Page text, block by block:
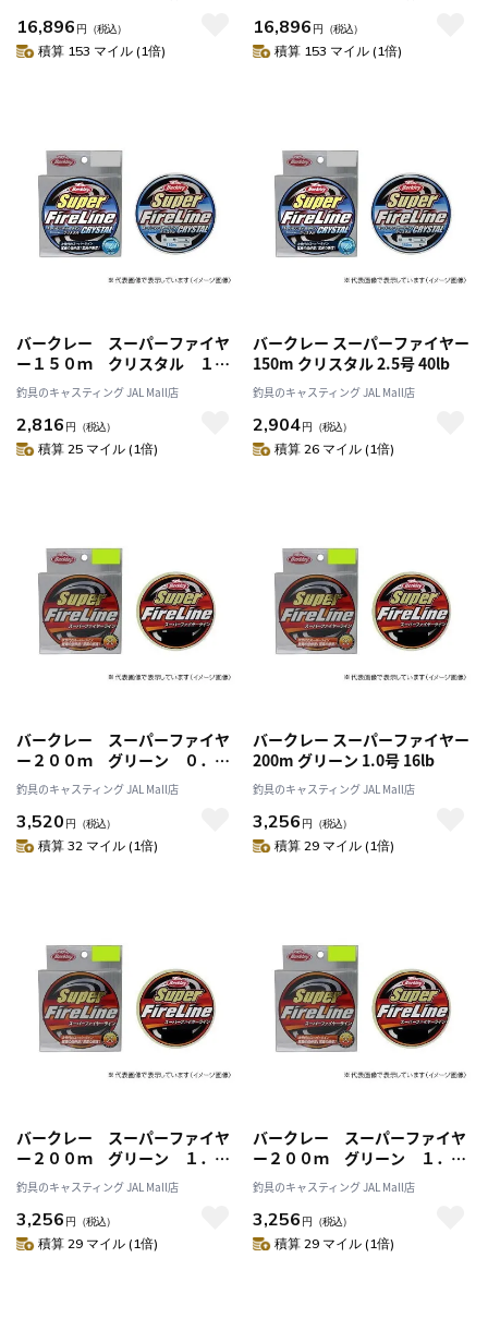
16,896 円 （税込）
積算 153 マイル (1倍)
16,896 円 （税込）
積算 153 マイル (1倍)
バークレー スーパーファイヤ
ー１５０ｍ クリスタル １．
５号 ２４ｌｂ
釣具のキャスティング JAL Mall店
2,816 円 （税込）
積算 25 マイル (1倍)
バークレー スーパーファイヤー
150m クリスタル 2.5号 40lb
釣具のキャスティング JAL Mall店
2,904円 （税込）
積算 26 マイル (1倍)
バークレー スーパーファイヤ
ー２００ｍ グリーン ０．８
号１２ｌｂ
釣具のキャスティング JAL Mall店
3,520 円 （税込）
積算 32 マイル (1倍)
バークレー スーパーファイヤー
200m グリーン 1.0号 16lb
釣具のキャスティング JAL Mall店
3,256 円 （税込）
積算 29 マイル (1倍)
バークレー スーパーファイヤ
ー２００ｍ グリーン １．２
号 ２０ｌｂ
釣具のキャスティング JAL Mall店
3,256 円 （税込）
積算 29 マイル (1倍)
バークレー スーパーファイヤ
ー２００ｍ グリーン １．５
号 ２４ｌｂ
釣具のキャスティング JAL Mall店
3,256 円 （税込）
積算 29 マイル (1倍)